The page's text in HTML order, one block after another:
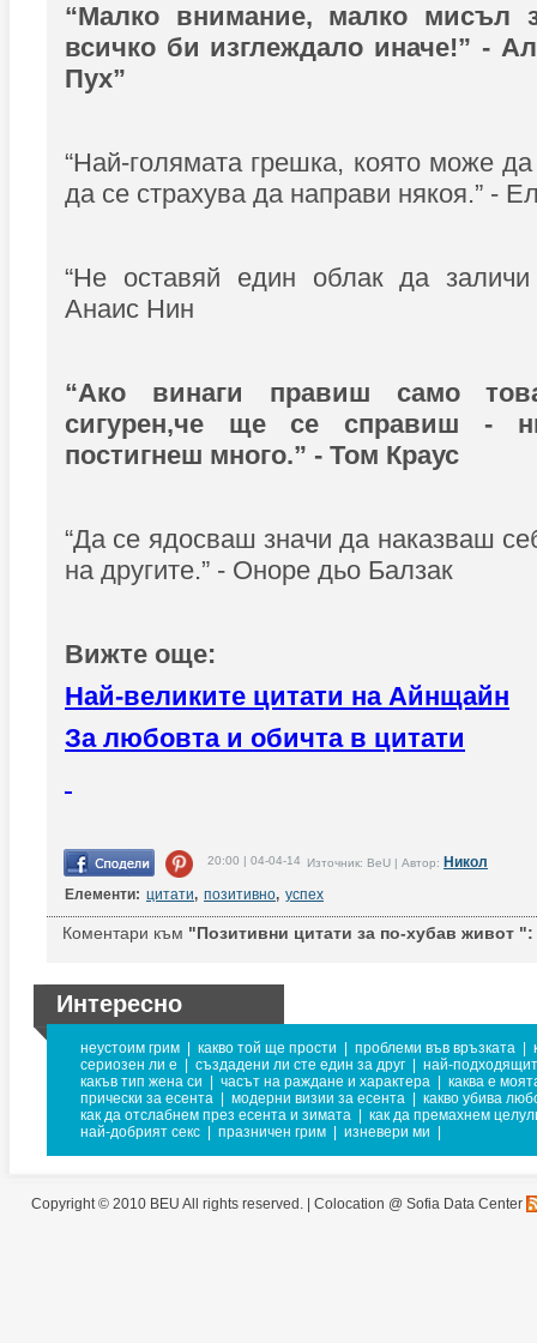
“Малко внимание, малко мисъл
всичко би изглеждало иначе!” -
Пух”
“Най-голямата грешка, която може
да се страхува да направи някоя.” -
“Не оставяй един облак да
Анаис Нин
“Ако винаги правиш само
сигурен,че ще се справиш -
постигнеш много.” - Том Краус
“Да се ядосваш значи да наказваш
на другите.” - Оноре дьо Балзак
Вижте още:
Най-великите цитати на Айнщайн
За любовта и обичта в цитати
20:00 | 04-04-14 Източник: BeU | Автор: Никол
Елементи: цитати, позитивно, успех
Коментари към "Позитивни цитати за по-хубав живот ":
Интересно
неустоим грим какво той ще прости проблеми във връзката
сериозен ли е
създадени ли сте един за друг
най-
какъв тип жена си
часът на раждане и характера
каква е
прически за есента
модерни визии за есента
какво убива
как да отслабнем през есента и зимата
как да премахнем
най-добрият секс
празничен грим изневери ми
Copyright © 2010 BEU All rights reserved. | Colocation @ Sofia Data Center